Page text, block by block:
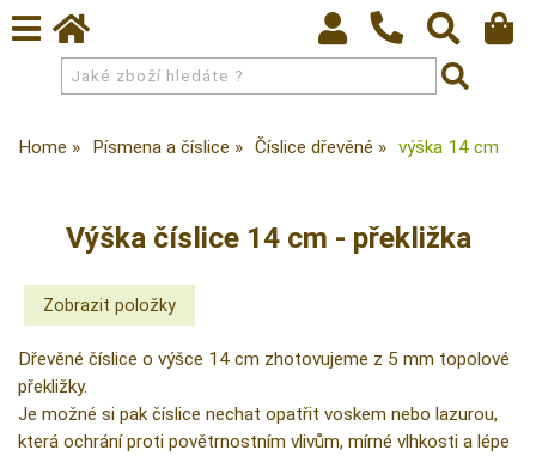
Home Písmena a číslice Číslice dřevěné výška 14 cm
Výška číslice 14 cm - překližka
Dřevěné číslice o výšce 14 cm zhotovujeme z 5 mm topolové
překližky.
Je možné si pak číslice nechat opatřit voskem nebo lazurou,
která ochrání proti povětrnostním vlivům, mírné vlhkosti a lépe